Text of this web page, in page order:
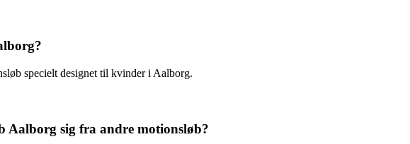
specielt designet til kvinder i Aalborg.
Aalborg sig fra andre motionsløb?